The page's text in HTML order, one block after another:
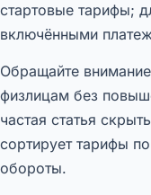
стартовые тарифы;
включёнными
Обращайте
физлицам без
частая статья
сортирует тарифы
обороты.